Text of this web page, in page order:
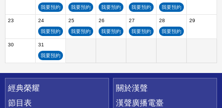
我要預約
我要預約 我要預約 我要預約 我要預約
23 24 25 26 27 28
29
我要預約
我要預約 我要預約 我要預約 我要預約
30
31
我要預約
快速連結
經典榮耀
節目表
關於漢聲
漢聲廣播電臺